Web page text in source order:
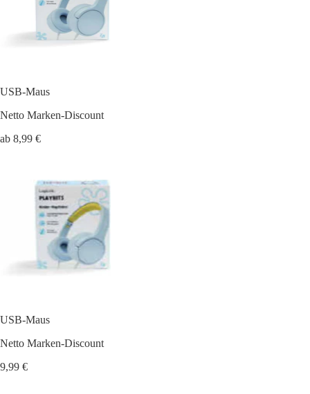
USB-Maus
Netto Marken-Discount
ab 8,99 €
USB-Maus
Netto Marken-Discount
9,99 €